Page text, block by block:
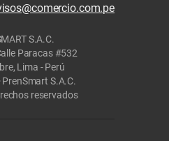
S.A.C.
Paracas #532
Lima - Perú
S.A.C.
reservados